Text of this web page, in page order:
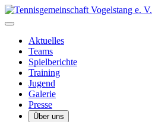
Aktuelles
Teams
Spielberichte
Training
Jugend
Galerie
Presse
Über uns